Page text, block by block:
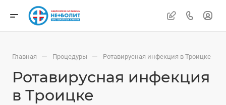
Главная — Процедуры — Ротавирусная инфекция в Троицке
Ротавирусная инфекция
в Троицке